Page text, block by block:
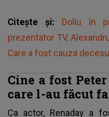
Citește și: Doliu în
prezentator TV,
Care a fost cauza
Cine a fost
care l-au făcut
Ca actor, Renaday a